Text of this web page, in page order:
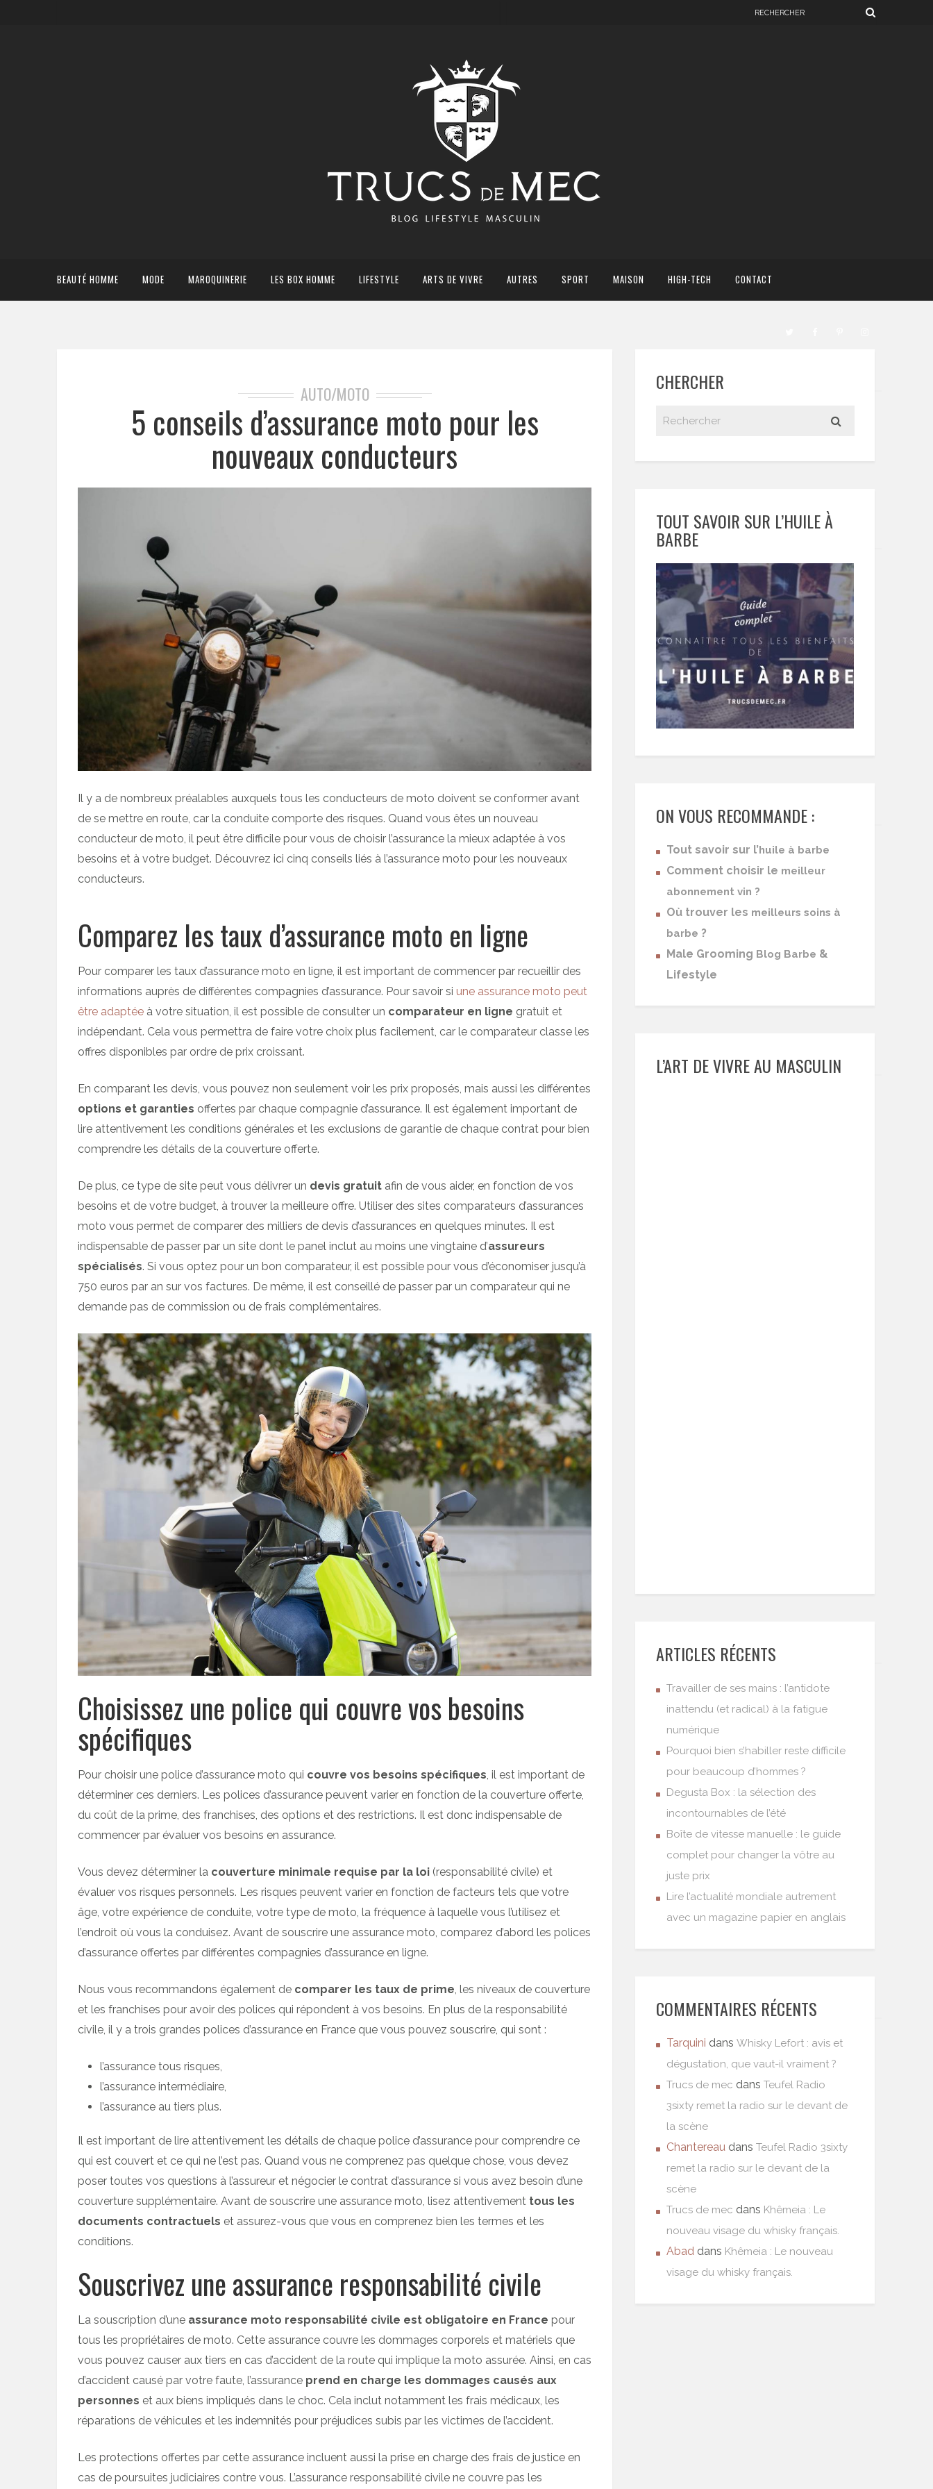
BEAUTÉ HOMME MODE MAROQUINERIE LES BOX HOMME LIFESTYLE ARTS DE VIVRE AUTRES SPORT MAISON HIGH-TECH CONTACT
AUTO/MOTO
5 conseils d’assurance moto pour les
nouveaux conducteurs
Il y a de nombreux préalables auxquels tous les conducteurs de moto doivent se conformer avant
de se mettre en route, car la conduite comporte des risques. Quand vous êtes un nouveau
conducteur de moto, il peut être difficile pour vous de choisir l’assurance la mieux adaptée à vos
besoins et à votre budget. Découvrez ici cinq conseils liés à l’assurance moto pour les nouveaux
conducteurs.
Comparez les taux d’assurance moto en ligne
Pour comparer les taux d’assurance moto en ligne, il est important de commencer par recueillir des
informations auprès de différentes compagnies d’assurance. Pour savoir si une assurance moto peut
être adaptée à votre situation, il est possible de consulter un comparateur en ligne gratuit et
indépendant. Cela vous permettra de faire votre choix plus facilement, car le comparateur classe les
offres disponibles par ordre de prix croissant.
En comparant les devis, vous pouvez non seulement voir les prix proposés, mais aussi les différentes
options et garanties offertes par chaque compagnie d’assurance. Il est également important de
lire attentivement les conditions générales et les exclusions de garantie de chaque contrat pour bien
comprendre les détails de la couverture offerte.
De plus, ce type de site peut vous délivrer un devis gratuit afin de vous aider, en fonction de vos
besoins et de votre budget, à trouver la meilleure offre. Utiliser des sites comparateurs d’assurances
moto vous permet de comparer des milliers de devis d’assurances en quelques minutes. Il est
indispensable de passer par un site dont le panel inclut au moins une vingtaine d’assureurs
spécialisés. Si vous optez pour un bon comparateur, il est possible pour vous d’économiser jusqu’à
750 euros par an sur vos factures. De même, il est conseillé de passer par un comparateur qui ne
demande pas de commission ou de frais complémentaires.
Choisissez une police qui couvre vos besoins
spécifiques
Pour choisir une police d’assurance moto qui couvre vos besoins spécifiques, il est important de
déterminer ces derniers. Les polices d’assurance peuvent varier en fonction de la couverture offerte,
du coût de la prime, des franchises, des options et des restrictions. Il est donc indispensable de
commencer par évaluer vos besoins en assurance.
Vous devez déterminer la couverture minimale requise par la loi (responsabilité civile) et
évaluer vos risques personnels. Les risques peuvent varier en fonction de facteurs tels que votre
âge, votre expérience de conduite, votre type de moto, la fréquence à laquelle vous l’utilisez et
l’endroit où vous la conduisez. Avant de souscrire une assurance moto, comparez d’abord les polices
d’assurance offertes par différentes compagnies d’assurance en ligne.
Nous vous recommandons également de comparer les taux de prime, les niveaux de couverture
et les franchises pour avoir des polices qui répondent à vos besoins. En plus de la responsabilité
civile, il y a trois grandes polices d’assurance en France que vous pouvez souscrire, qui sont :
l’assurance tous risques,
l’assurance intermédiaire,
l’assurance au tiers plus.
Il est important de lire attentivement les détails de chaque police d’assurance pour comprendre ce
qui est couvert et ce qui ne l’est pas. Quand vous ne comprenez pas quelque chose, vous devez
poser toutes vos questions à l’assureur et négocier le contrat d’assurance si vous avez besoin d’une
couverture supplémentaire. Avant de souscrire une assurance moto, lisez attentivement tous les
documents contractuels et assurez-vous que vous en comprenez bien les termes et les
conditions.
Souscrivez une assurance responsabilité civile
La souscription d’une assurance moto responsabilité civile est obligatoire en France pour
tous les propriétaires de moto. Cette assurance couvre les dommages corporels et matériels que
vous pouvez causer aux tiers en cas d’accident de la route qui implique la moto assurée. Ainsi, en cas
d’accident causé par votre faute, l’assurance prend en charge les dommages causés aux
personnes et aux biens impliqués dans le choc. Cela inclut notamment les frais médicaux, les
réparations de véhicules et les indemnités pour préjudices subis par les victimes de l’accident.
Les protections offertes par cette assurance incluent aussi la prise en charge des frais de justice en
cas de poursuites judiciaires contre vous. L’assurance responsabilité civile ne couvre pas les
CHERCHER
TOUT SAVOIR SUR L’HUILE À
BARBE
ON VOUS RECOMMANDE :
Tout savoir sur l’ huile à barbe
Comment choisir le meilleur
abonnement vin ?
Où trouver les meilleurs soins à
barbe ?
Male Grooming Blog Barbe &
Lifestyle
L’ART DE VIVRE AU MASCULIN
ARTICLES RÉCENTS
Travailler de ses mains : l’antidote
inattendu (et radical) à la fatigue
numérique
Pourquoi bien s’habiller reste difficile
pour beaucoup d’hommes ?
Degusta Box : la sélection des
incontournables de l’été
Boîte de vitesse manuelle : le guide
complet pour changer la vôtre au
juste prix
Lire l’actualité mondiale autrement
avec un magazine papier en anglais
COMMENTAIRES RÉCENTS
Tarquini dans Whisky Lefort : avis et
dégustation, que vaut-il vraiment ?
Trucs de mec dans Teufel Radio
3sixty remet la radio sur le devant de
la scène
Chantereau dans Teufel Radio 3sixty
remet la radio sur le devant de la
scène
Trucs de mec dans Khêmeia : Le
nouveau visage du whisky français.
Abad dans Khêmeia : Le nouveau
visage du whisky français.